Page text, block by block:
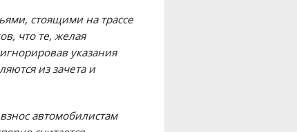
стоящими на трассе
что те, желая
указания
из зачета и
автомобилистам